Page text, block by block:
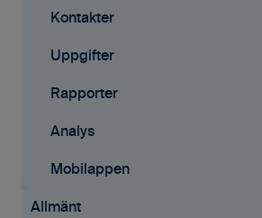
Rapporter
Startsida
Resursplanering
Analys
Avtal
API
Kontakter
Uppgifter
Rapporter
Analys
Mobilappen
Allmänt